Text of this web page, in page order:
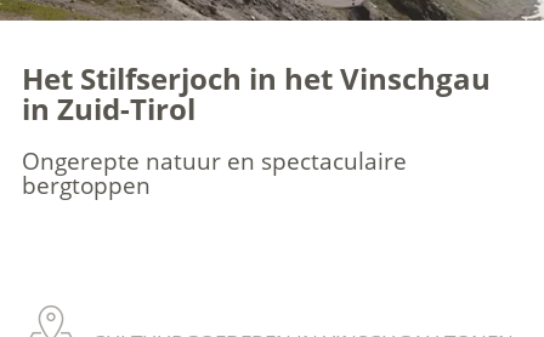
Het Stilfserjoch in het Vinschgau
in Zuid-Tirol
Ongerepte natuur en spectaculaire
bergtoppen